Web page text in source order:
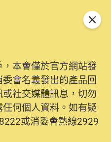
本會僅於官方網站發
會名義發出的產品回
社交媒體訊息，切勿
何個人資料。如有疑
或消委會熱線2929
關閉